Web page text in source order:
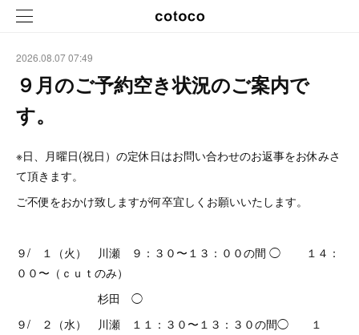
2026.08.07 07:49
９月のご予約空き状況のご案内で
す。
※日、月曜日(祝日）の定休日はお問い合わせのお返事をお休みさ
て頂きます。
ご不便をおかけ致しますが何卒宜しくお願いいたします。
９/ １（火） 川瀬 ９：３０〜１３：００の間 ◯ １４：
００〜（ｃｕｔのみ）
杉田 ◯
９/ ２（水） 川瀬 １１：３０〜１３：３０の間◯ １